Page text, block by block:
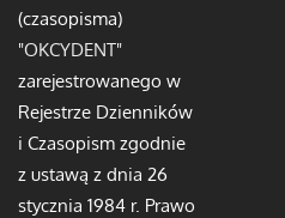
(czasopisma)
"OKCYDENT"
zarejestrowanego w
Rejestrze Dzienników
i Czasopism zgodnie
z ustawą z dnia 26
stycznia 1984 r. Prawo